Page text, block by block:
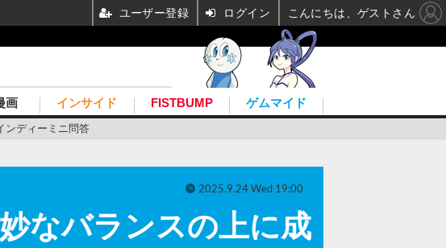
ンディーミニ問答
画 インサイド FISTBUMP ゲムマイド
なバランスの上に成
2025.9.24 Wed 19:00
ユーザー登録 ログイン こんにちは、ゲストさん